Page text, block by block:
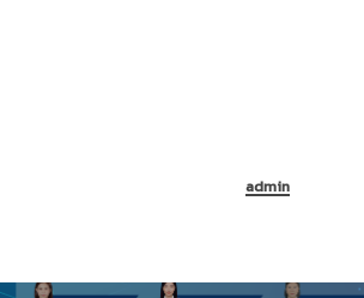
admin